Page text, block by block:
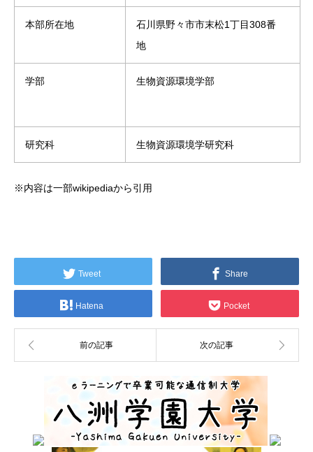
本部所在地
石川県野々市市末松1丁目308番
地
学部 生物資源環境学部
研究科 生物資源環境学研究科
※内容は一部wikipediaから引用
Tweet Share
Hatena Pocket